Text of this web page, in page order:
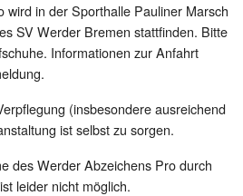
wird in der Sporthalle Pauliner Marsch
SV Werder Bremen stattfinden. Bitte
Informationen zur Anfahrt
(insbesondere ausreichend
ist selbst zu sorgen.
des Werder Abzeichens Pro durch
leider nicht möglich.